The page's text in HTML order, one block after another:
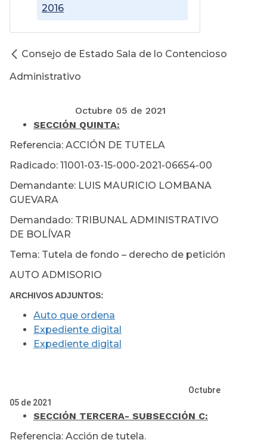
2016
Consejo de Estado Sala de lo Contencioso
Administrativo
Octubre 05 de 2021
SECCIÓN QUINTA:
Referencia: ACCIÓN DE TUTELA
Radicado: 11001-03-15-000-2021-06654-00
Demandante: LUIS MAURICIO LOMBANA
GUEVARA
Demandado: TRIBUNAL ADMINISTRATIVO
DE BOLÍVAR
Tema: Tutela de fondo – derecho de petición
AUTO ADMISORIO
ARCHIVOS ADJUNTOS:
Auto que ordena
Expediente digital
Expediente digital
Octubre
05 de 2021
SECCIÓN TERCERA- SUBSECCIÓN C:
Referencia: Acción de tutela.